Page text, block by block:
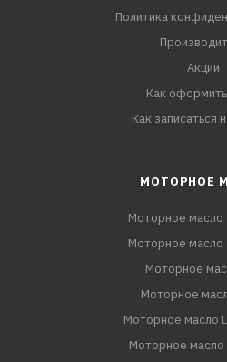
Политика
Акции
Как оформить
Как записаться
МОТОРНОЕ
Моторное масло
Моторное масло
Моторное
Моторное
Моторное масло
Моторное масло